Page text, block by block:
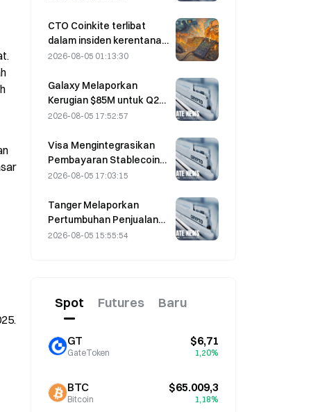
Menawarkan Biaya Maker
Nol
CTO Coinkite terlibat
dalam insiden kerentanan
Coldcard yang memicu
serangan dan
mengakibatkan kerugian
sebesar US$114 juta.
2026-08-05 01:13:30
Galaxy Melaporkan
Kerugian $85M untuk Q2
2026; Pendapatan
Saham Turun 7,23%
2026-08-05 17:52:57
Visa Mengintegrasikan
Pembayaran Stablecoin
ke Visa Direct melalui
Zerohash
2026-08-05 17:03:15
Tanger Melaporkan
Pertumbuhan Penjualan
5% yang Didorong oleh
2026-08-05 15:55:54
Spot Futures Baru
GT
GateToken
$6,71
1,20%
BTC
Bitcoin
$65.009,3
1,18%